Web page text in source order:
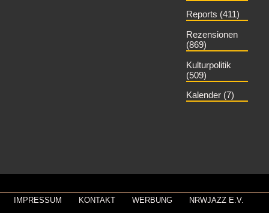
Reports (411)
Rezensionen
(869)
Kulturpolitik
(509)
Kalender (7)
IMPRESSUM KONTAKT WERBUNG NRWJAZZ E.V.